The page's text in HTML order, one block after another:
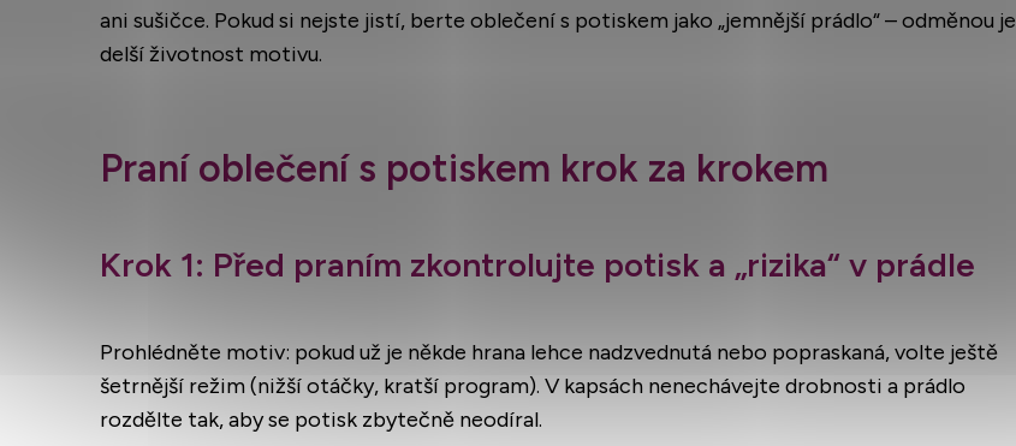
ani sušičce. Pokud si nejste jistí, berte oblečení s potiskem jako „jemnější prádlo“ – odměnou je
delší životnost motivu.
Praní oblečení s potiskem krok za krokem
Krok 1: Před praním zkontrolujte potisk a „rizika“ v prádle
Prohlédněte motiv: pokud už je někde hrana lehce nadzvednutá nebo popraskaná, volte ještě
šetrnější režim (nižší otáčky, kratší program). V kapsách nenechávejte drobnosti a prádlo
rozdělte tak, aby se potisk zbytečně neodíral.